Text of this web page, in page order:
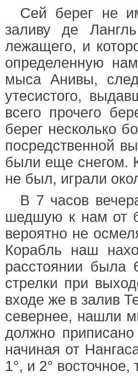
Сей берег не
заливу де
лежащего, и
определенную
мыса Анивы,
утесистого,
всего прочего
берег несколько
посредственной
были еще снегом.
не был, играли
В 7 часов
шедшую к нам от
вероятно не
Корабль наш
расстоянии была
стрелки при
входе же в залив
севернее, нашли
должно
начиная от
1°, и 2°